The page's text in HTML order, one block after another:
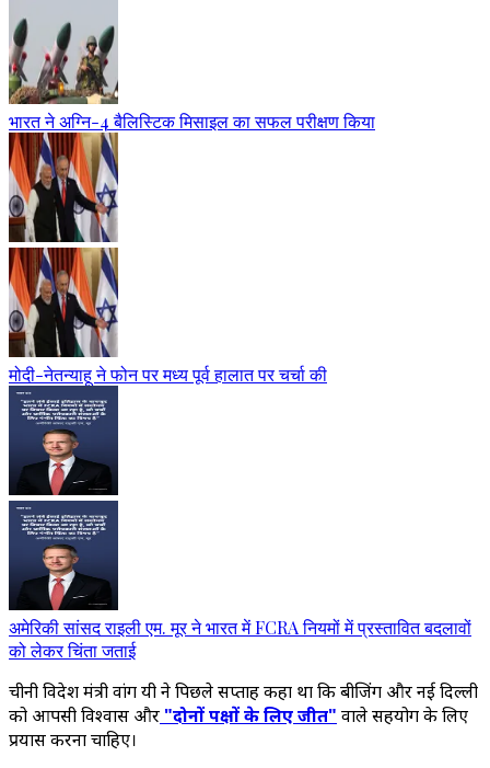
भारत ने अग्नि-4 बैलिस्टिक मिसाइल का सफल परीक्षण किया
मोदी-नेतन्याहू ने फोन पर मध्य पूर्व हालात पर चर्चा की
अमेरिकी सांसद राइली एम. मूर ने भारत में FCRA नियमों में प्रस्तावित बदलावों
को लेकर चिंता जताई
चीनी विदेश मंत्री वांग यी नेपिछले सप्ताह कहा थाकि बीजिंग और नई दिल्ली
को आपसी विश्वास और "दोनों पक्षों के लिए जीत" वाले सहयोग के लिए
प्रयास करना चाहिए।